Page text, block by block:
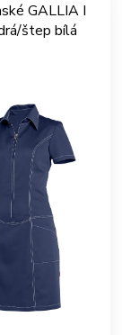
GALLIA I
štep bílá